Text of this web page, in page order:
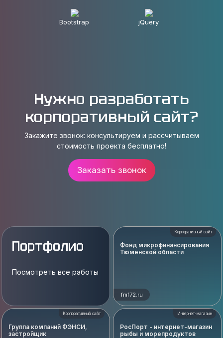
Bootstrap jQuery
Нужно разработать
корпоративный сайт?
Закажите звонок: консультируем и рассчитываем
стоимость проекта бесплатно!
Заказать звонок
Портфолио
Посмотреть все работы
Корпоративный сайт
Фонд микрофинансирования
Тюменской области
fmf72.ru
Корпоративный сайт
Группа компаний ФЭНСИ,
застройщик
Интернет-магазин
РосПорт - интернет-магазин
рыбы и морепродуктов